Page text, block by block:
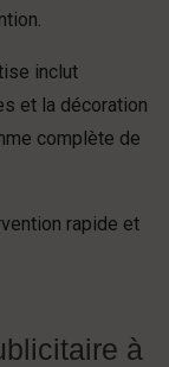
inclut
et la décoration
complète de
rapide et
à